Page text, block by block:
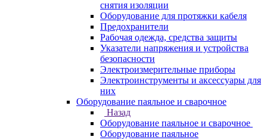
снятия изоляции
Оборудование для протяжки кабеля
Предохранители
Рабочая одежда, средства защиты
Указатели напряжения и устройства
безопасности
Электроизмерительные приборы
Электроинструменты и аксессуары для
них
Оборудование паяльное и сварочное
Назад
Оборудование паяльное и сварочное
Оборудование паяльное